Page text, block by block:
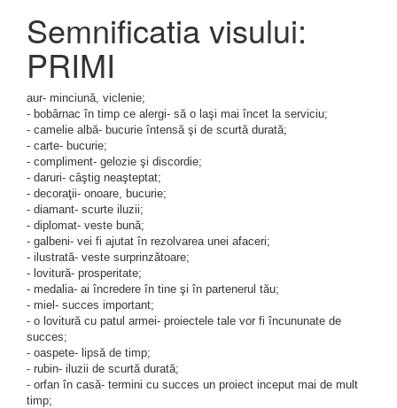
Semnificatia visului:
PRIMI
aur- minciună, viclenie;
- bobârnac în timp ce alergi- să o laşi mai încet la serviciu;
- camelie albă- bucurie întensă şi de scurtă durată;
- carte- bucurie;
- compliment- gelozie şi discordie;
- daruri- câştig neaşteptat;
- decoraţii- onoare, bucurie;
- diamant- scurte iluzii;
- diplomat- veste bună;
- galbeni- vei fi ajutat în rezolvarea unei afaceri;
- ilustrată- veste surprinzătoare;
- lovitură- prosperitate;
- medalia- ai încredere în tine şi în partenerul tău;
- miel- succes important;
- o lovitură cu patul armei- proiectele tale vor fi încununate de
succes;
- oaspete- lipsă de timp;
- rubin- iluzii de scurtă durată;
- orfan în casă- termini cu succes un proiect inceput mai de mult
timp;